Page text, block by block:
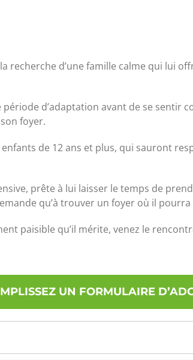
recherche d’une famille calme qui lui
d’adaptation avant de se sentir
foyer.
de 12 ans et plus, qui sauront
prête à lui laisser le temps de
qu’à trouver un foyer où il
paisible qu’il mérite, venez le
UN FORMULAIRE